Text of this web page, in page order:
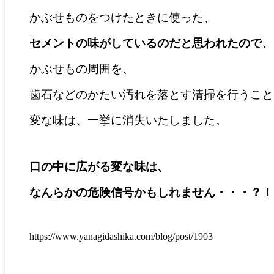
かぶせものをつけたときに使った、
セメントの味がしているのだと思われたので、
かぶせもの周囲を、
歯石などのかたい汚れを落とす清掃を行うこ
変な味は、一挙に消失いたしました。
口の中に広がる変な味は、
なんらかの危険信号かもしれません・・・？！
https://www.yanagidashika.com/blog/post/1903